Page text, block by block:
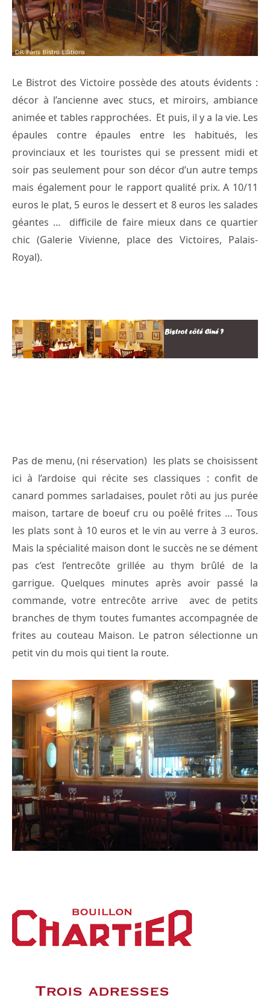
Le Bistrot des Victoire possède des atouts évidents :
décor à l’ancienne avec stucs, et miroirs, ambiance
animée et tables rapprochées. Et puis, il y a la vie. Les
épaules contre épaules entre les habitués, les
provinciaux et les touristes qui se pressent midi et
soir pas seulement pour son décor d’un autre temps
mais également pour le rapport qualité prix. A 10/11
euros le plat, 5 euros le dessert et 8 euros les salades
géantes … difficile de faire mieux dans ce quartier
chic (Galerie Vivienne, place des Victoires, Palais-
Royal).
Pas de menu, (ni réservation) les plats se choisissent
ici à l’ardoise qui récite ses classiques : confit de
canard pommes sarladaises, poulet rôti au jus purée
maison, tartare de boeuf cru ou poêlé frites … Tous
les plats sont à 10 euros et le vin au verre à 3 euros.
Mais la spécialité maison dont le succès ne se dément
pas c’est l’entrecôte grillée au thym brûlé de la
garrigue. Quelques minutes après avoir passé la
commande, votre entrecôte arrive avec de petits
branches de thym toutes fumantes accompagnée de
frites au couteau Maison. Le patron sélectionne un
petit vin du mois qui tient la route.